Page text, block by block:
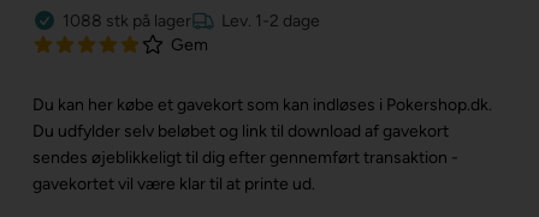
1088 stk på lager
Lev. 1-2 dage
Gem
Du kan her købe et gavekort som kan indløses i Pokershop.dk.
Du udfylder selv beløbet og link til download af gavekort
sendes øjeblikkeligt til dig efter gennemført transaktion -
gavekortet vil være klar til at printe ud.